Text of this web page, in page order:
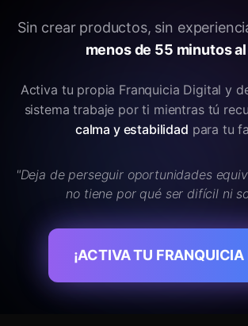
Sin crear productos, sin
menos de 55 minutos
Activa tu propia Franquicia Digital y
sistema trabaje por ti mientras tú
calma y estabilidad para tu
"Deja de perseguir oportunidades
no tiene por qué ser difícil ni
¡ACTIVA TU FRANQUICIA